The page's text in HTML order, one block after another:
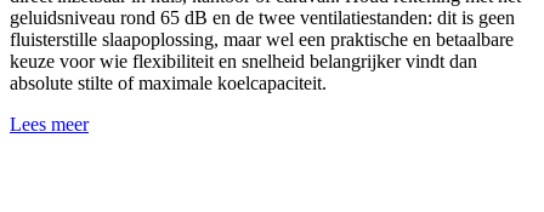
geluidsniveau rond 65 dB en de twee ventilatiestanden: dit is geen
fluisterstille slaapoplossing, maar wel een praktische en betaalbare
keuze voor wie flexibiliteit en snelheid belangrijker vindt dan
absolute stilte of maximale koelcapaciteit.
Lees meer